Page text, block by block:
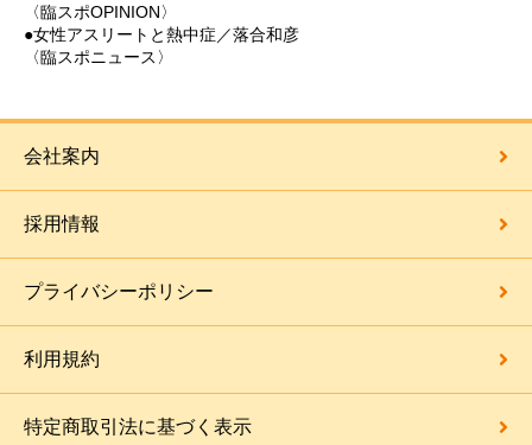
〈臨スポOPINION〉
●女性アスリートと熱中症／落合和彦
〈臨スポニュース〉
会社案内
採用情報
プライバシーポリシー
利用規約
特定商取引法に基づく表示